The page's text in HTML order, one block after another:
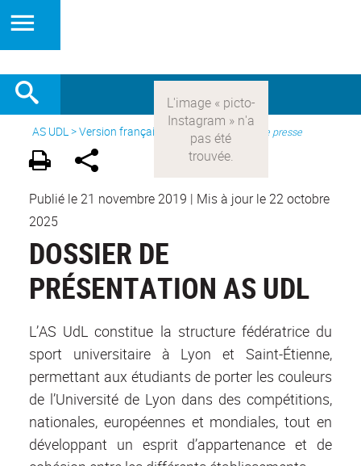
AS UDL>Version française > Medias > Dossier de presse
Publié le 21 novembre 2019 | Mis à jour le 22 octobre
2025
DOSSIER DE
PRÉSENTATION AS UDL
L’AS UdL constitue la structure fédératrice du
sport universitaire à Lyon et Saint-Étienne,
permettant aux étudiants de porter les couleurs
de l’Université de Lyon dans des compétitions,
nationales, européennes et mondiales, tout en
développant un esprit d’appartenance et de